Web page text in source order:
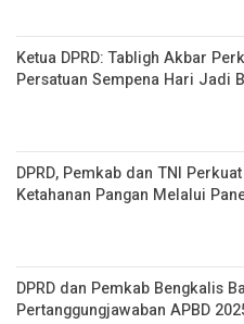
Ketua DPRD: Tabligh Akbar
Persatuan Sempena Hari Jadi
DPRD, Pemkab dan TNI
Ketahanan Pangan Melalui
DPRD dan Pemkab Bengkalis
Pertanggungjawaban APBD